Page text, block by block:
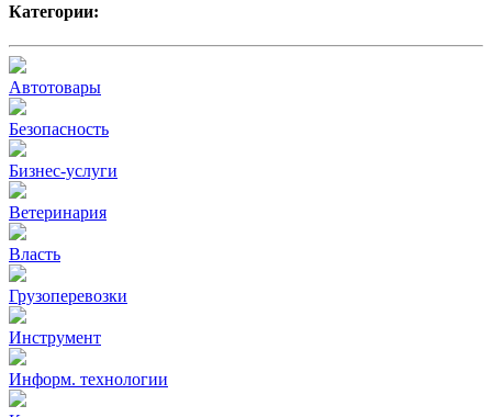
Категории:
Автотовары
Безопасность
Бизнес-услуги
Ветеринария
Власть
Грузоперевозки
Инструмент
Информ. технологии